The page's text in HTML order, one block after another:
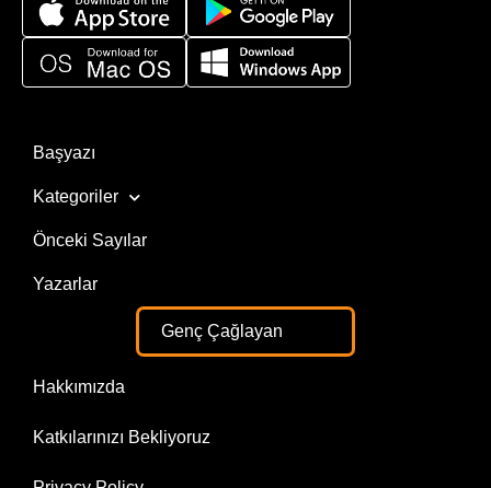
Başyazı
Kategoriler
Önceki Sayılar
Yazarlar
Genç Çağlayan
Hakkımızda
Katkılarınızı Bekliyoruz